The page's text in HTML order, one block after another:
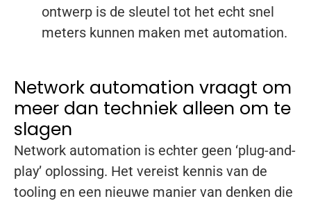
ontwerp is de sleutel tot het echt snel
meters kunnen maken met automation.
Network automation vraagt om
meer dan techniek alleen om te
slagen
Network automation is echter geen ‘plug-and-
play’ oplossing. Het vereist kennis van de
tooling en een nieuwe manier van denken die